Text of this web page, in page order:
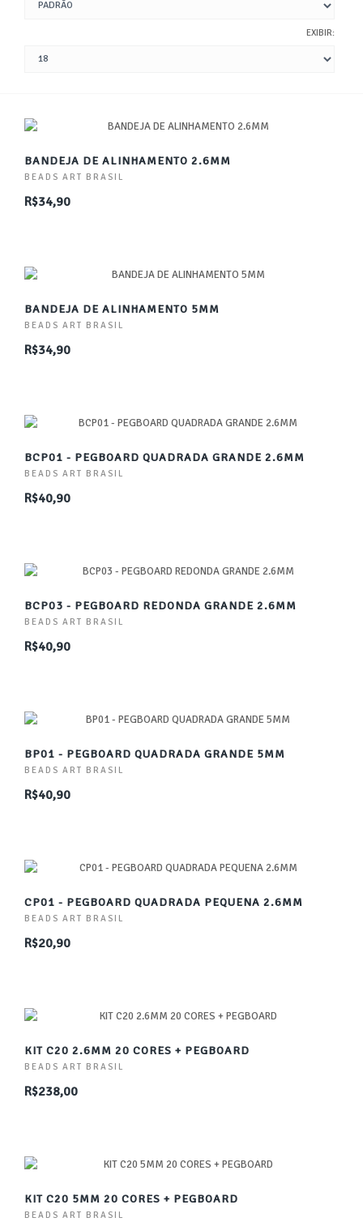
EXIBIR:
BANDEJA DE ALINHAMENTO 2.6MM
BEADS ART BRASIL
R$34,90
BANDEJA DE ALINHAMENTO 5MM
BEADS ART BRASIL
R$34,90
BCP01 - PEGBOARD QUADRADA GRANDE 2.6MM
BEADS ART BRASIL
R$40,90
BCP03 - PEGBOARD REDONDA GRANDE 2.6MM
BEADS ART BRASIL
R$40,90
BP01 - PEGBOARD QUADRADA GRANDE 5MM
BEADS ART BRASIL
R$40,90
CP01 - PEGBOARD QUADRADA PEQUENA 2.6MM
BEADS ART BRASIL
R$20,90
KIT C20 2.6MM 20 CORES + PEGBOARD
BEADS ART BRASIL
R$238,00
KIT C20 5MM 20 CORES + PEGBOARD
BEADS ART BRASIL